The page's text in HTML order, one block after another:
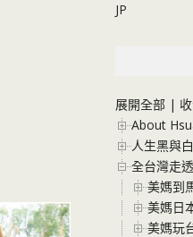
JP
展開全部 |
About
人生黑與白
全台灣走
美媽到
美媽日
美媽玩